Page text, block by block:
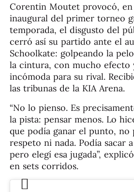
Corentin Moutet provocó,
inaugural del primer torneo
temporada, el disgusto del
cerró así su partido ante el
Schoolkate: golpeando la
la cintura, con mucho efecto
incómoda para su rival.
las tribunas de la KIA Arena.
“No lo pienso. Es
la pista: pensar menos. Lo
que podía ganar el punto,
respeto ni nada. Podía sacar a
pero elegí esa jugada”,
en sets corridos.